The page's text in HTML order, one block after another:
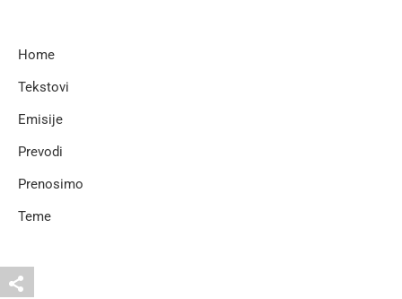
Home
Tekstovi
Emisije
Prevodi
Prenosimo
Teme